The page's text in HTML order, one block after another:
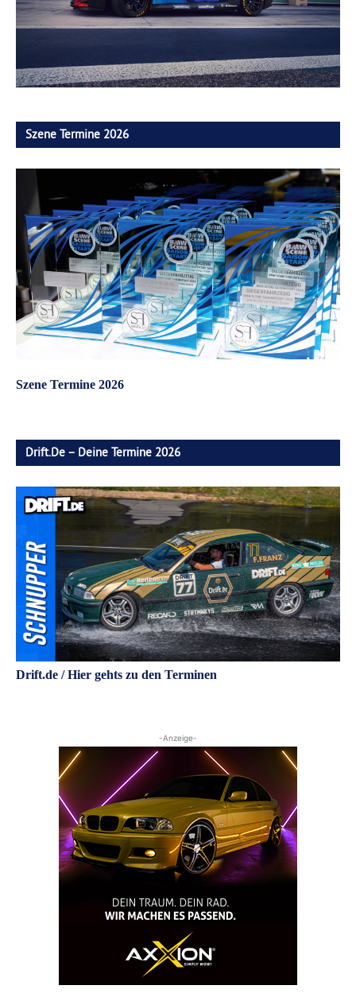
Szene Termine 2026
Szene Termine 2026
Drift.de – Deine Termine 2026
Drift.de / Hier gehts zu den Terminen
-Anzeige-